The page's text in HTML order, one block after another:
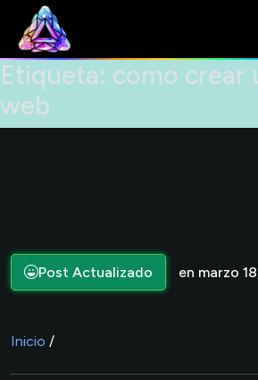
Etiqueta: como crear
web
Post Actualizado en marzo
Inicio /